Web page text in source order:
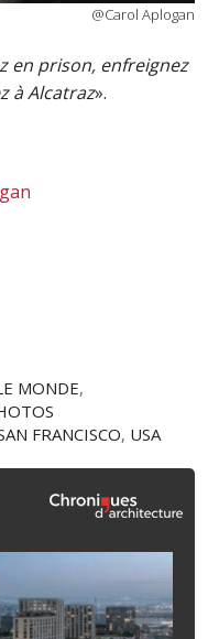
@Carol Aplogan
en prison, enfreignez
à Alcatraz».
MONDE,
FRANCISCO, USA